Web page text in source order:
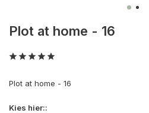
Plot at home - 16
Plot at home - 16
Kies hier::